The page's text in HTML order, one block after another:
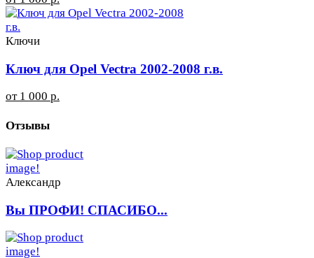
Ключи
Ключ для Opel Vectra 2002-2008 г.в.
от 1 000 р.
Отзывы
Александр
Вы ПРОФИ! СПАСИБО...